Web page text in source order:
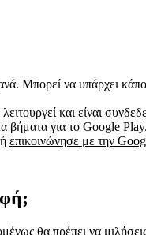
Μπορεί να υπάρχει
και είναι
βήματα για το Google Play.
επικοινώνησε με την
θα πρέπει να